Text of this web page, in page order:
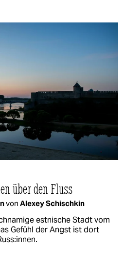
über den Fluss
von Alexey Schischkin
estnische Stadt vom
Gefühl der Angst ist dort